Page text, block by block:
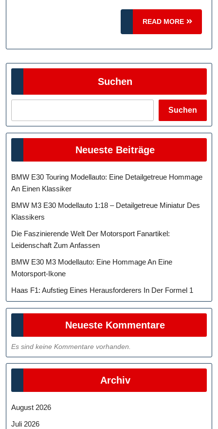
Für
Echte
READ MORE
READ
MORE
Suchen
Suchen
Neueste Beiträge
BMW E30 Touring Modellauto: Eine Detailgetreue Hommage
An Einen Klassiker
BMW M3 E30 Modellauto 1:18 – Detailgetreue Miniatur Des
Klassikers
Die Faszinierende Welt Der Motorsport Fanartikel:
Leidenschaft Zum Anfassen
BMW E30 M3 Modellauto: Eine Hommage An Eine
Motorsport-Ikone
Haas F1: Aufstieg Eines Herausforderers In Der Formel 1
Neueste Kommentare
Es sind keine Kommentare vorhanden.
Archiv
August 2026
Juli 2026